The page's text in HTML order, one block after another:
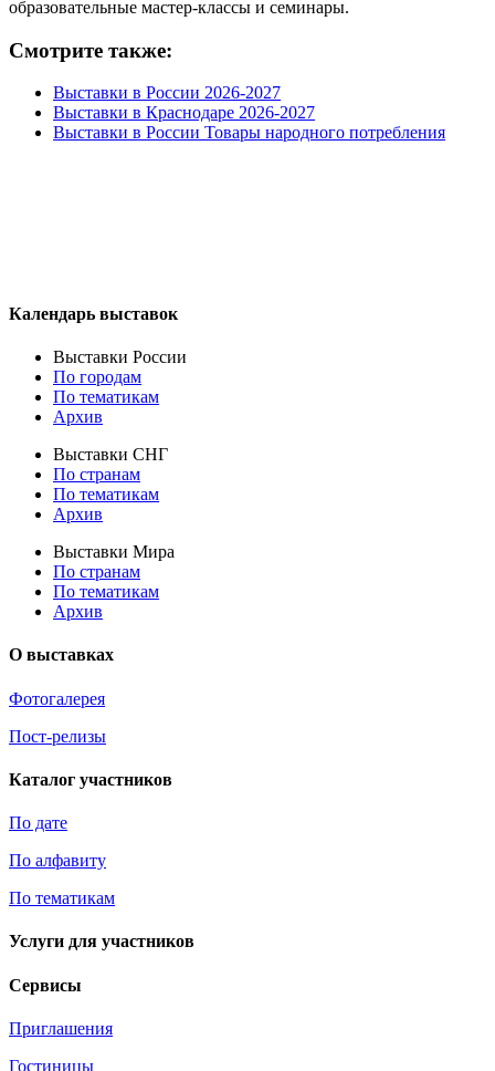
образовательные мастер-классы и семинары.
Смотрите также:
Выставки в России 2026-2027
Выставки в Краснодаре 2026-2027
Выставки в России Товары народного потребления
Календарь выставок
Выставки России
По городам
По тематикам
Архив
Выставки СНГ
По странам
По тематикам
Архив
Выставки Мира
По странам
По тематикам
Архив
О выставках
Фотогалерея
Пост-релизы
Каталог участников
По дате
По алфавиту
По тематикам
Услуги для участников
Сервисы
Приглашения
Гостиницы